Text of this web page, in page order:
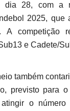
dia 28, com a
2025, que
A competição
e Cadete/
também
previsto para
o número